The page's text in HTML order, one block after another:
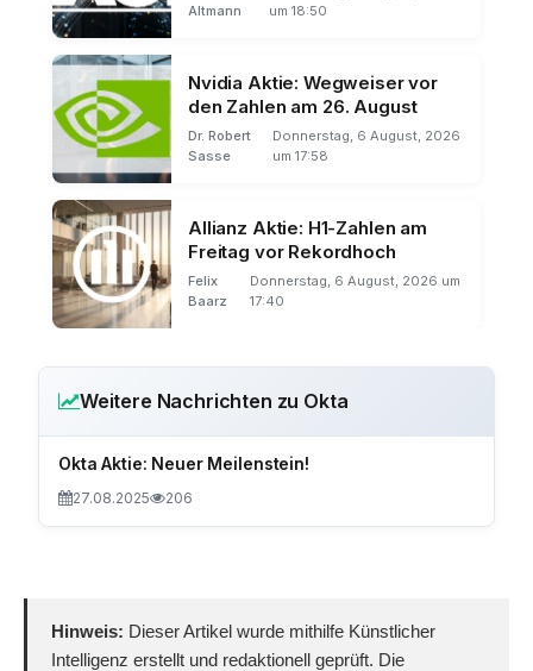
Altmann
um 18:50
Nvidia Aktie: Wegweiser vor
den Zahlen am 26. August
Dr. Robert
Sasse
Donnerstag, 6 August, 2026
um 17:58
Allianz Aktie: H1-Zahlen am
Freitag vor Rekordhoch
Felix
Baarz
Donnerstag, 6 August, 2026 um
17:40
Weitere Nachrichten zu Okta
Okta Aktie: Neuer Meilenstein!
27.08.2025 206
Hinweis: Dieser Artikel wurde mithilfe Künstlicher
Intelligenz erstellt und redaktionell geprüft. Die